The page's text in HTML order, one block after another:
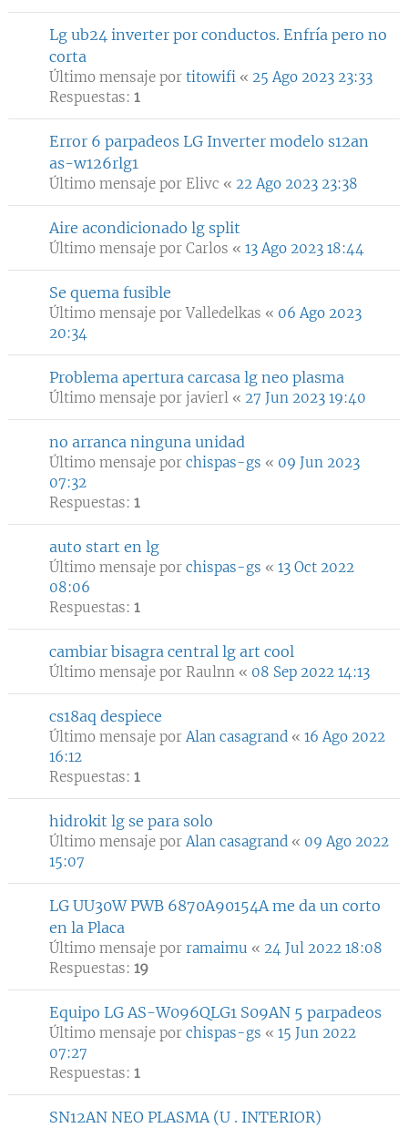
Lg ub24 inverter por conductos. Enfría pero no
corta
Último mensaje por titowifi « 25 Ago 2023 23:33
Respuestas: 1
Error 6 parpadeos LG Inverter modelo s12an
as-w126rlg1
Último mensaje por Elivc « 22 Ago 2023 23:38
Aire acondicionado lg split
Último mensaje por Carlos « 13 Ago 2023 18:44
Se quema fusible
Último mensaje porValledelkas « 06 Ago 2023
20:34
Problema apertura carcasa lg neo plasma
Último mensaje por javierl « 27 Jun 2023 19:40
no arranca ninguna unidad
Último mensaje por chispas-gs « 09 Jun 2023
07:32
Respuestas: 1
auto start en lg
Último mensaje por chispas-gs « 13 Oct 2022
08:06
Respuestas: 1
cambiar bisagra central lg art cool
Último mensaje por Raulnn « 08 Sep 2022 14:13
cs18aq despiece
Último mensaje porAlan casagrand « 16 Ago 2022
16:12
Respuestas: 1
hidrokit lg se para solo
Último mensaje porAlan casagrand « 09 Ago 2022
15:07
LG UU30W PWB 6870A90154A me da un corto
en la Placa
Último mensaje por ramaimu « 24 Jul 2022 18:08
Respuestas: 19
Equipo LG AS-W096QLG1 S09AN 5 parpadeos
Último mensaje por chispas-gs « 15 Jun 2022
07:27
Respuestas: 1
SN12AN NEO PLASMA (U . INTERIOR)